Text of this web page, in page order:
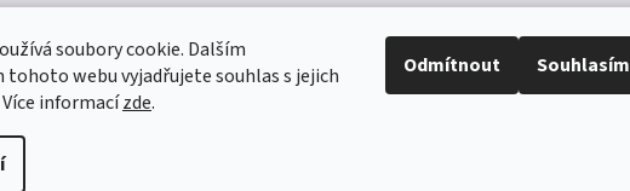
soubory cookie. Dalším
tohoto webu vyjadřujete souhlas s jejich
informacízde.
Odmítnout Souhlasím